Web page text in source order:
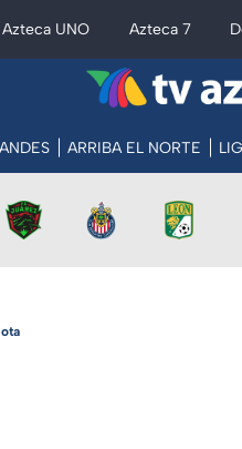
Azteca UNO Azteca 7
ARRIBA EL NORTE